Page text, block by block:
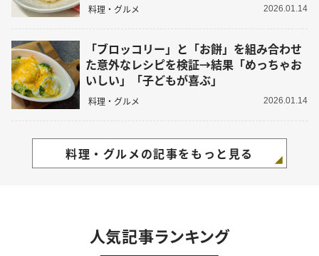
料理・グルメ 2026.01.14
「ブロッコリー」と「お餅」を組み合わせ
た意外なレシピを検証→結果「めっちゃお
いしい」「子どもが喜ぶ」
料理・グルメ 2026.01.14
料理・グルメの記事をもっと見る
人気記事ランキング